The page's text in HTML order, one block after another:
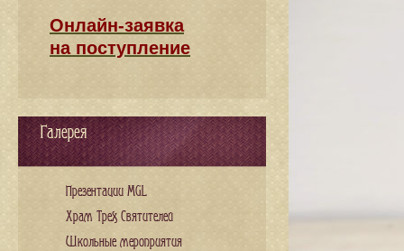
Онлайн-заявка
на поступление
Галерея
Презентации MGL
Храм Трех Святителей
Школьные мероприятия